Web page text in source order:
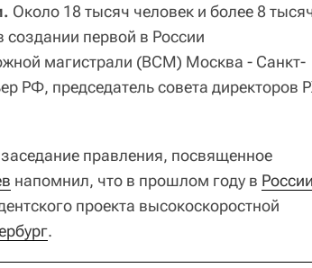
Около 18 тысяч человек и более 8
создании первой в России
магистрали (ВСМ) Москва - Санкт-
РФ, председатель совета директоров
правления, посвященное
напомнил, что в прошлом году в России
проекта высокоскоростной
.